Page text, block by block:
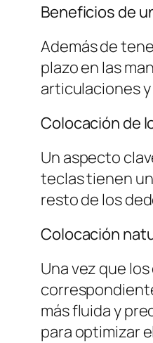
Beneficios de
Además de
plazo en las
articulaciones
Colocación de
Un aspecto
teclas tienen
resto de los
Colocación
Una vez que
más fluida y
para optimizar